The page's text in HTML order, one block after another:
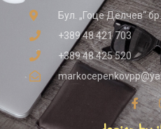
Бул. „Гоце Делчев“
+389 48 421 703
+389 48 425 520